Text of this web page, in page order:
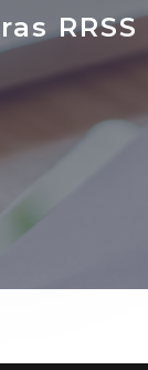
RRSS